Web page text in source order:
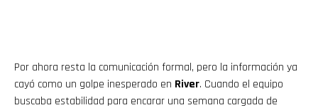
Por ahora resta la comunicación formal, pero la información ya
cayó como un golpe inesperado en River. Cuando el equipo
buscaba estabilidad para encarar una semana cargada de